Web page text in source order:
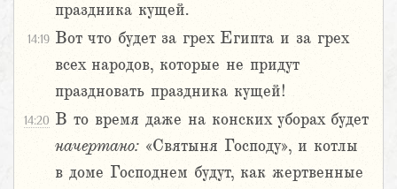
праздника кущей.
14:19 Вот что будет за грех Египта и за грех
всех народов, которые не придут
праздновать праздника кущей!
14:20 В то время даже на конских уборах будет
начертано: «Святыня Господу», и котлы
в доме Господнем будут, как жертвенные